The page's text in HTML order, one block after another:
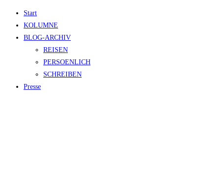
Zum
Inhalt
springen
Start
KOLUMNE
BLOG-ARCHIV
REISEN
PERSOENLICH
SCHREIBEN
Presse